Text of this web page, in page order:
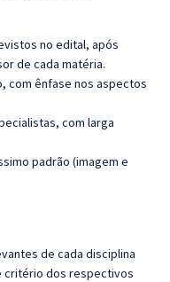
no edital, após
de cada matéria.
com ênfase nos aspectos
com larga
padrão (imagem e
de cada disciplina
critério dos respectivos